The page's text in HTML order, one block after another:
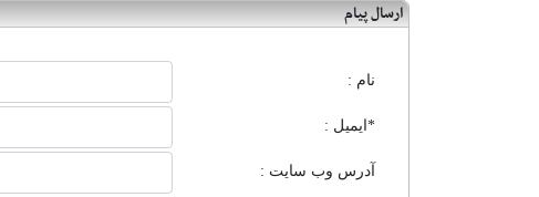
ارسال پیام
نام :
*ایمیل :
آدرس وب سایت :